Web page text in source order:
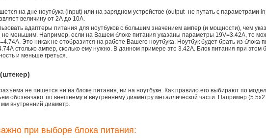
на дне ноутбука (input) или на зарядном устройстве (output- не путать с параметрами
величину от 2А до 10A.
адаптеры питания для ноутбуков с большим значением ампер (и мощности), чем
не меньшим. Например, если на Вашем блоке питания указаны параметры 19V=3.42A, то
Это никак не отобразится на работе Вашего ноутбука. Ноутбук будет брать из блока
столько ампер, сколько ему нужно. В данном примере это 3.42А. Блок питания при этом
и меньше греться.
не пишется ни на блоке питания, ни на ноутбуке. Как правило его выбирают по
обозначают по внешнему и внутреннему диаметру металлической части. Например
внутренний диаметр.
при выборе блока питания: